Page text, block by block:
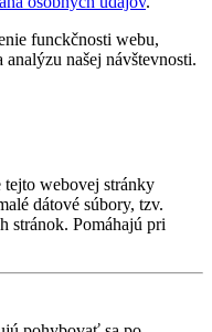
funckčnosti webu,
našej návštevnosti.
webovej stránky
dátové súbory, tzv.
stránok. Pomáhajú pri